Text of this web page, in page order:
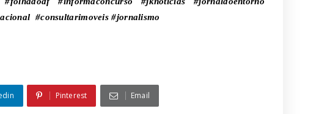
#consultarimoveis #jornalismo
Pinterest Email